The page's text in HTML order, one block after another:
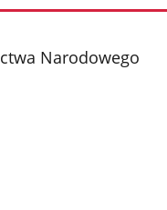
Narodowego